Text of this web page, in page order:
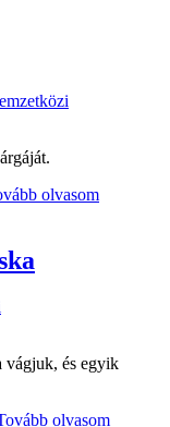
olvasom
vágjuk, és egyik
olvasom